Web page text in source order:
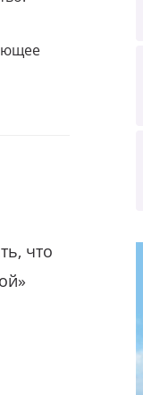
что